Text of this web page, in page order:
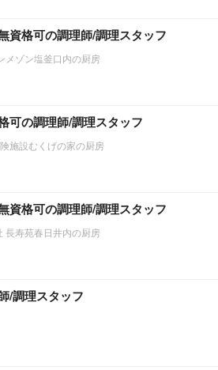
資格可の調理師/調理スタッフ
メゾン塩釜口内の厨房
可の調理師/調理スタッフ
施設むくげの家の厨房
資格可の調理師/調理スタッフ
長寿苑春日井内の厨房
/調理スタッフ